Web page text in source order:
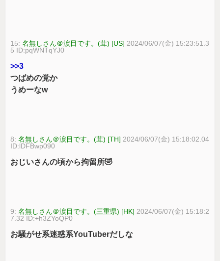
15:名無しさん＠涙目です。(茸) [US] 2024/06/07(金) 15:23:51.3
5 ID:pqWNTqYJ0
>>3
つばめの党か
うめーなw
8:名無しさん＠涙目です。(茸) [TH] 2024/06/07(金) 15:18:02.04
ID:lDFBwp090
おじいさんの頃から拘留所🤣
9:名無しさん＠涙目です。(三重県) [HK] 2024/06/07(金) 15:18:2
7.32 ID:+h3ZYoQP0
お騒がせ系迷惑系YouTuberだしな